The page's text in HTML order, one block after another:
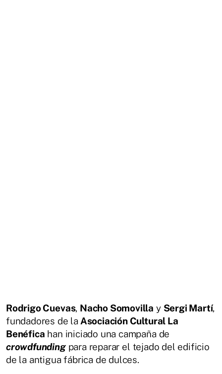
Rodrigo Cuevas, Nacho Somovilla y Sergi Martí,
fundadores de la Asociación Cultural La
Benéfica han iniciado una campaña de
crowdfundingpara reparar el tejado del edificio
de la antigua fábrica de dulces.